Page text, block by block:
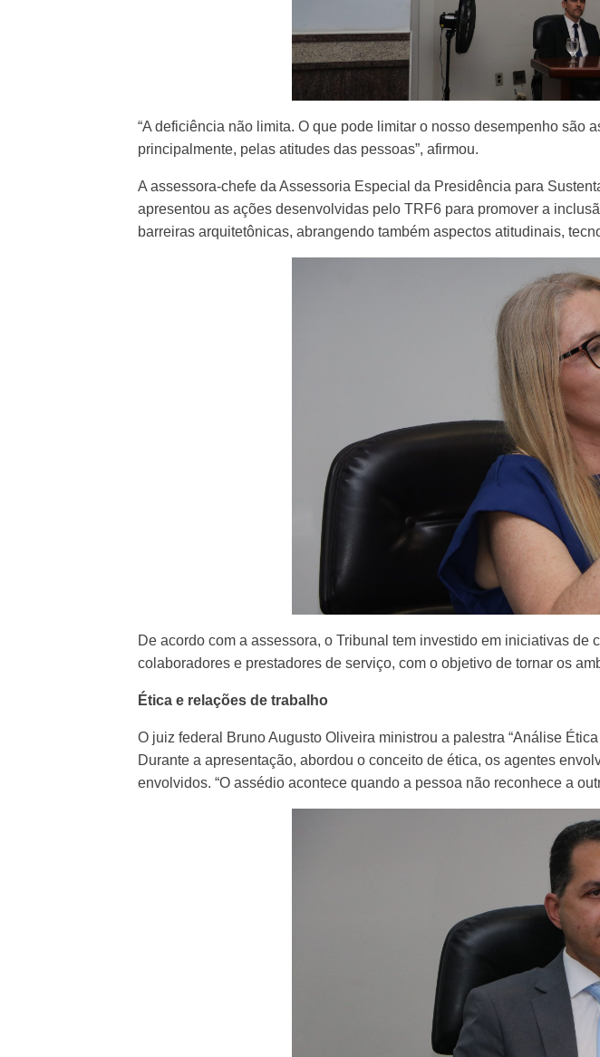
“A deficiência não limita. O que pode limitar o nosso desempenho são
principalmente, pelas atitudes das pessoas”, afirmou.
A assessora-chefe da Assessoria Especial da Presidência para
apresentou as ações desenvolvidas pelo TRF6 para promover a
barreiras arquitetônicas, abrangendo também aspectos atitudinais,
De acordo com a assessora, o Tribunal tem investido em iniciativas
colaboradores e prestadores de serviço, com o objetivo de tornar os
Ética e relações de trabalho
O juiz federal Bruno Augusto Oliveira ministrou a palestra “Análise
Durante a apresentação, abordou o conceito de ética, os agentes
envolvidos. “O assédio acontece quando a pessoa não reconhece a